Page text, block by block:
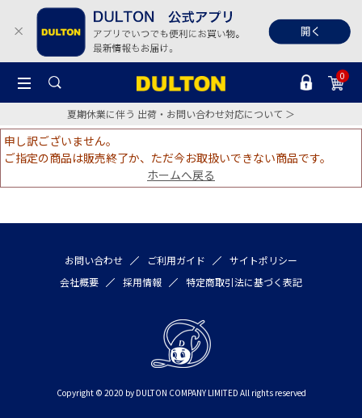
0
夏期休業に伴う 出荷・お問い合わせ対応について ＞
申し訳ございません。
ご指定の商品は販売終了か、ただ今お取扱いできない商品です。
ホームへ戻る
お問い合わせ ご利用ガイド
サイトポリシー
会社概要
採用情報 特定商取引法に基づく表記
Copyright © 2020 by DULTON COMPANY LIMITED All rights reserved